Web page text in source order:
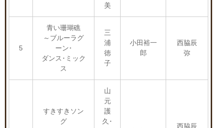
美
5
青い珊瑚礁
～ブルーラグ
ーン･
ダンス･ミック
ス
三
浦
徳
子
小田裕一
郎
西脇辰
弥
すきすきソン
グ
山
元
護
久･
西脇辰